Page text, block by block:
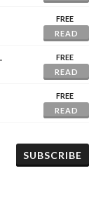
FREE
READ
レクション)
FREE
READ
FREE
READ
SUBSCRIBE